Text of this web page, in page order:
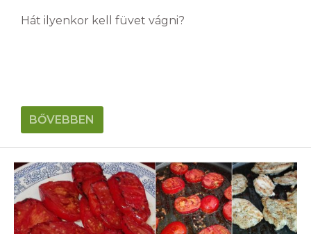
Hát ilyenkor kell füvet vágni?
BŐVEBBEN